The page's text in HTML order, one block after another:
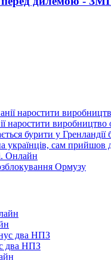
наростити
бурити у Гренландії
сам прийшов
Онлайн
Ормузу
два НПЗ